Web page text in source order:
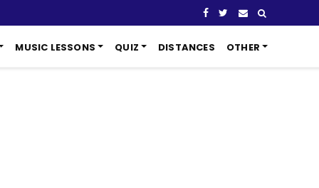
MUSIC LESSONS QUIZ DISTANCES OTHER